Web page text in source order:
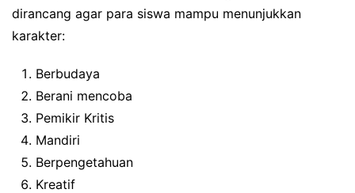
dirancang agar para siswa mampu menunjukkan
karakter:
Berbudaya
Berani mencoba
Pemikir Kritis
Mandiri
Berpengetahuan
Kreatif